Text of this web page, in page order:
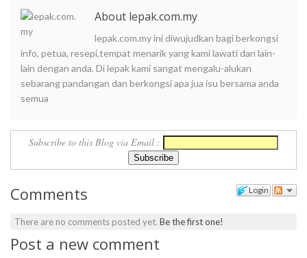
About lepak.com.my
lepak.com.my ini diwujudkan bagi berkongsi
info, petua, resepi,tempat menarik yang kami lawati dan lain-
lain dengan anda. Di lepak kami sangat mengalu-alukan
sebarang pandangan dan berkongsi apa jua isu bersama anda
semua
Subscribe to this Blog via Email :
Login
Comments
There are no comments posted yet.Be the first one!
Post a new comment